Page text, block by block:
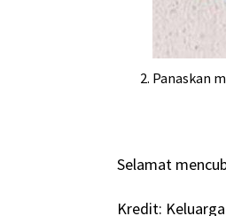
Panaskan
Selamat
Kredit: Keluarga